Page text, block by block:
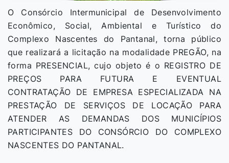
O Consórcio Intermunicipal de Desenvolvimento
Econômico, Social, Ambiental e Turístico do
Complexo Nascentes do Pantanal, torna público
que realizará a licitação na modalidade PREGÃO, na
forma PRESENCIAL, cujo objeto é o REGISTRO DE
PREÇOS PARA FUTURA E EVENTUAL
CONTRATAÇÃO DE EMPRESA ESPECIALIZADA NA
PRESTAÇÃO DE SERVIÇOS DE LOCAÇÃO PARA
ATENDER AS DEMANDAS DOS MUNICÍPIOS
PARTICIPANTES DO CONSÓRCIO DO COMPLEXO
NASCENTES DO PANTANAL.